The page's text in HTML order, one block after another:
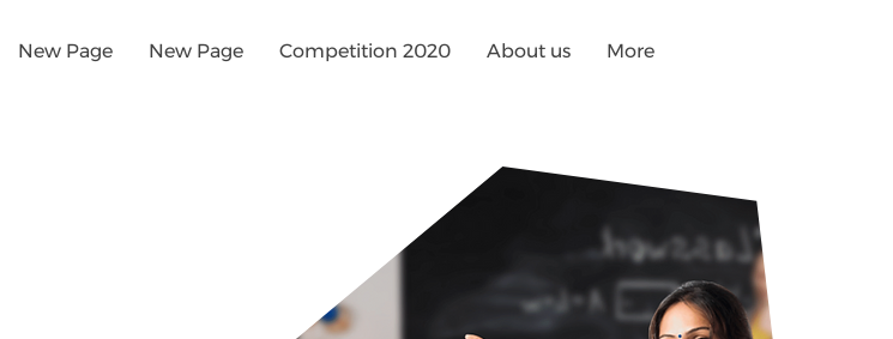
New Page New Page Competition 2020 About us More